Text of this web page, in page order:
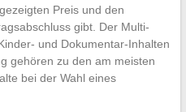
Preis und den
gibt. Der Multi-
und Dokumentar-Inhalten
gehören zu den am meisten
bei der Wahl eines